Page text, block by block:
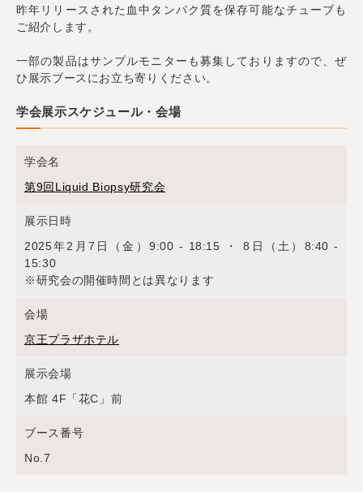
昨年リリースされた血中タンパク質を保存可能なチューブも
ご紹介します。
一部の製品はサンプルモニターも募集しておりますので、ぜ
ひ展示ブースにお立ち寄りください。
学会展示スケジュール・会場
学会名
第9回Liquid Biopsy研究会
展示日時
2025年2月7日（金）9:00 - 18:15 ・ 8日（土）8:40 -
15:30
※研究会の開催時間とは異なります
会場
京王プラザホテル
展示会場
本館 4F「花C」前
ブース番号
No.7